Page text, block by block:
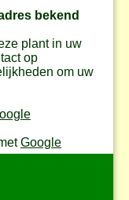
bekend
plant in uw
op
om uw
Google